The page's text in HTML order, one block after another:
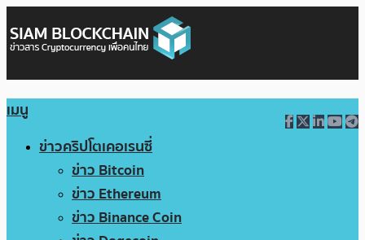
เมนู
ข่าวคริปโตเคอเรนซี่
ข่าว Bitcoin
ข่าว Ethereum
ข่าว Binance Coin